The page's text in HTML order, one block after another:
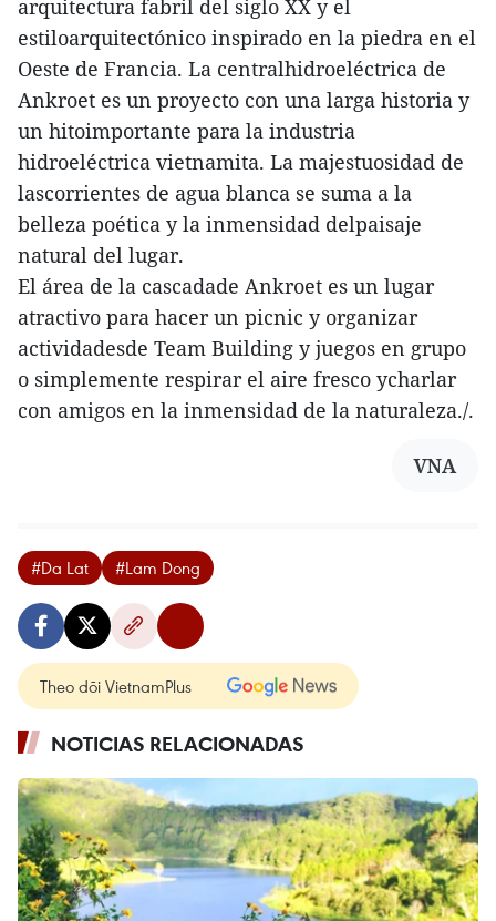
arquitectura fabril del siglo XX y el
estiloarquitectónico inspirado en la piedra en el
Oeste de Francia. La centralhidroeléctrica de
Ankroet es un proyecto con una larga historia y
un hitoimportante para la industria
hidroeléctrica vietnamita. La majestuosidad de
lascorrientes de agua blanca se suma a la
belleza poética y la inmensidad delpaisaje
natural del lugar.
El área de la cascadade Ankroet es un lugar
atractivo para hacer un picnic y organizar
actividadesde Team Building y juegos en grupo
o simplemente respirar el aire fresco ycharlar
con amigos en la inmensidad de la naturaleza./.
VNA
#Da Lat #Lam Dong
Theo dõi VietnamPlus
NOTICIAS RELACIONADAS